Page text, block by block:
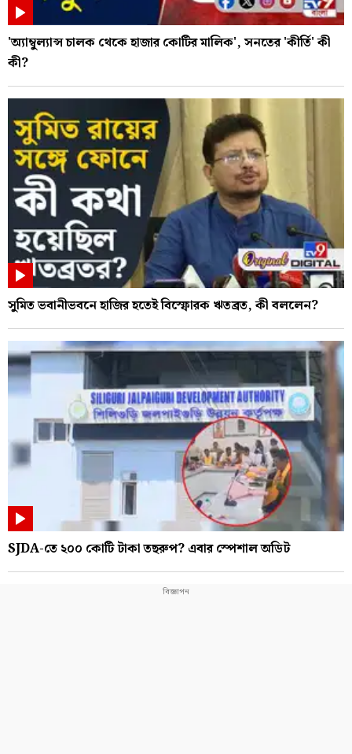
'অ্যাম্বুল্যান্স চালক থেকে হাজার কোটির মালিক', সনতের 'কীর্তি' কী
কী?
সুমিত ভবানীভবনে হাজির হতেই বিস্ফোরক ঋতব্রত, কী বললেন?
SJDA-তে ২০০ কোটি টাকা তছরুপ? এবার স্পেশাল অডিট